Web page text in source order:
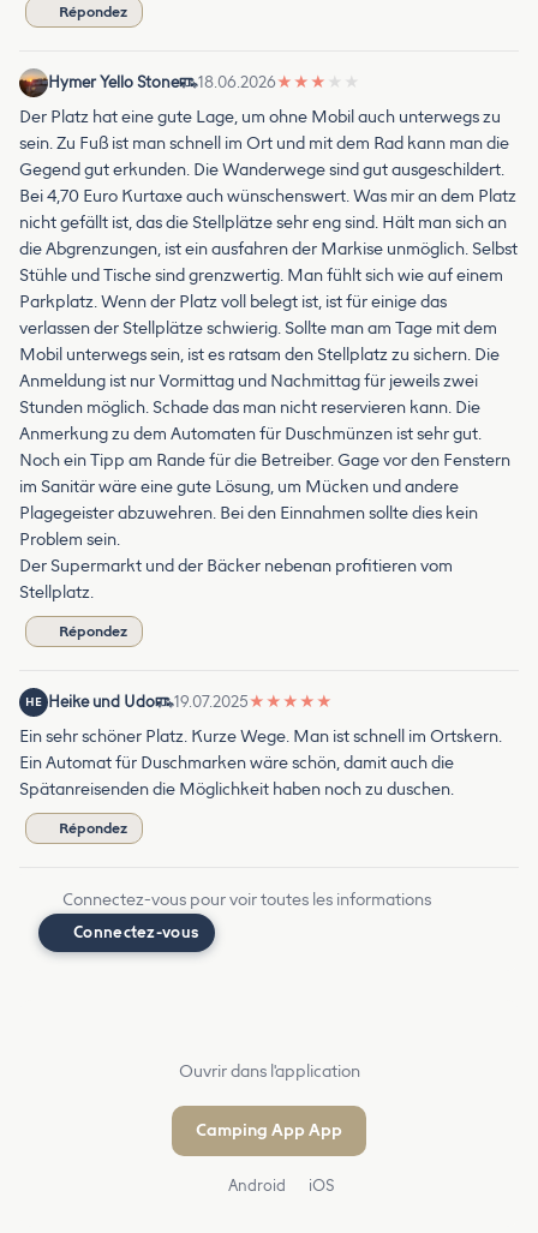
Répondez
Hymer Yello Stone 18.06.2026★ ★ ★ ★ ★
Der Platz hat eine gute Lage, um ohne Mobil auch unterwegs zu
sein. Zu Fuß ist man schnell im Ort und mit dem Rad kann man die
Gegend gut erkunden. Die Wanderwege sind gut ausgeschildert.
Bei 4,70 Euro Kurtaxe auch wünschenswert. Was mir an dem Platz
nicht gefällt ist, das die Stellplätze sehr eng sind. Hält man sich an
die Abgrenzungen, ist ein ausfahren der Markise unmöglich. Selbst
Stühle und Tische sind grenzwertig. Man fühlt sich wie auf einem
Parkplatz. Wenn der Platz voll belegt ist, ist für einige das
verlassen der Stellplätze schwierig. Sollte man am Tage mit dem
Mobil unterwegs sein, ist es ratsam den Stellplatz zu sichern. Die
Anmeldung ist nur Vormittag und Nachmittag für jeweils zwei
Stunden möglich. Schade das man nicht reservieren kann. Die
Anmerkung zu dem Automaten für Duschmünzen ist sehr gut.
Noch ein Tipp am Rande für die Betreiber. Gage vor den Fenstern
im Sanitär wäre eine gute Lösung, um Mücken und andere
Plagegeister abzuwehren. Bei den Einnahmen sollte dies kein
Problem sein.
Der Supermarkt und der Bäcker nebenan profitieren vom
Stellplatz.
Répondez
HE Heike und Udo 19.07.2025★ ★ ★ ★ ★
Ein sehr schöner Platz. Kurze Wege. Man ist schnell im Ortskern.
Ein Automat für Duschmarken wäre schön, damit auch die
Spätanreisenden die Möglichkeit haben noch zu duschen.
Répondez
Connectez-vous pour voir toutes les informations
Connectez-vous
Ouvrir dans l'application
Camping App App
Android iOS